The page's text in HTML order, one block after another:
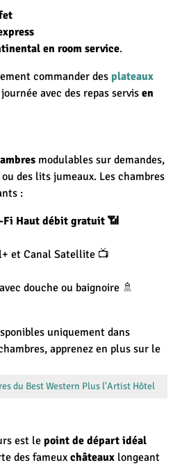
en room service.
commander des plateaux
avec des repas servis en
modulables sur demandes,
des lits jumeaux. Les chambres
:
Fi Haut débit gratuit 📶
et Canal Satellite 📺
avec douche ou baignoire 🚿
uniquement dans
apprenez en plus sur le
du Best Western Plus l'Artist Hôtel
est le point de départ idéal
des fameux châteaux longeant